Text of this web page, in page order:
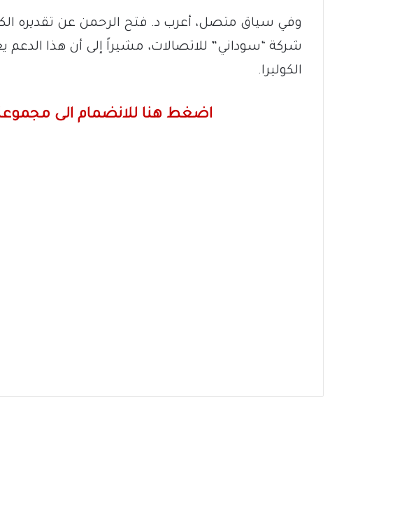
وفي سياق متصل، أعرب د. فتح الرحمن عن تقديره
شركة “سوداني” للاتصالات، مشيراً إلى أن هذا الدعم
الكوليرا.
اضغط هنا للانضمام الى